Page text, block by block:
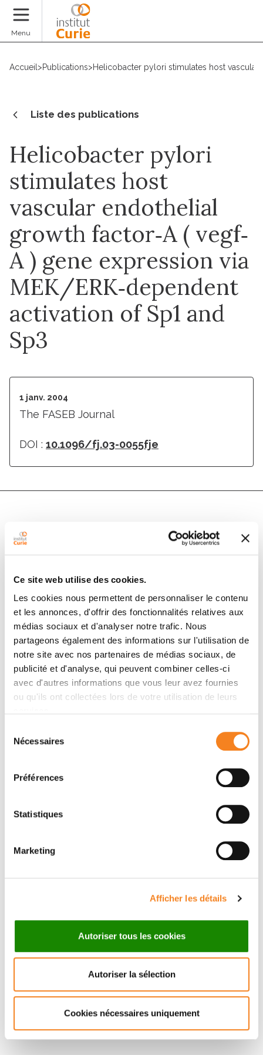
Ce site web utilise des cookies.
Les cookies nous permettent de personnaliser le contenu
et les annonces, d'offrir des fonctionnalités relatives aux
médias sociaux et d'analyser notre trafic. Nous
partageons également des informations sur l'utilisation de
notre site avec nos partenaires de médias sociaux, de
publicité et d'analyse, qui peuvent combiner celles-ci
avec d'autres informations que vous leur avez fournies
ou qu'ils ont collectées lors de votre utilisation de leurs
Nécessaires
Préférences
Statistiques
Marketing
Afficher les détails
Autoriser tous les cookies
Autoriser la sélection
Cookies nécessaires uniquement
Menu
Accueil >Publications>Helicobacter pylori stimulates host vascular
Liste des publications
Helicobacter pylori
stimulates host
vascular endothelial
growth factor‐A ( vegf‐
A ) gene expression via
MEK/ERK‐dependent
activation of Sp1 and
Sp3
1 janv. 2004
The FASEB Journal
DOI : 10.1096/fj.03-0055fje
Auteurs
Schäfer, Stefan Jüttner, Anna Walduck, Ernestina
Schipani, Wolfgang Kemmner, Silja Wessler, Christian
Wunder, Matthias Weber, Thomas F. Meyer, Bertram
Wiedenmann, Thomas Jöns, Michael Naumann,
Michael Höcker
Membres
WUNDER
Inserm